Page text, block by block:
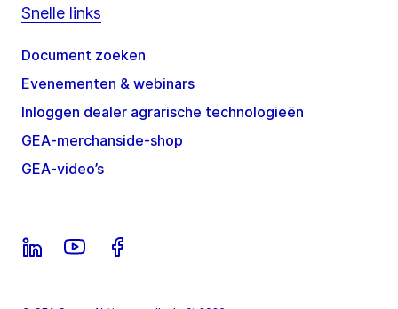
Snelle links
Document zoeken
Evenementen & webinars
Inloggen dealer agrarische technologieën
GEA-merchanside-shop
GEA-video’s